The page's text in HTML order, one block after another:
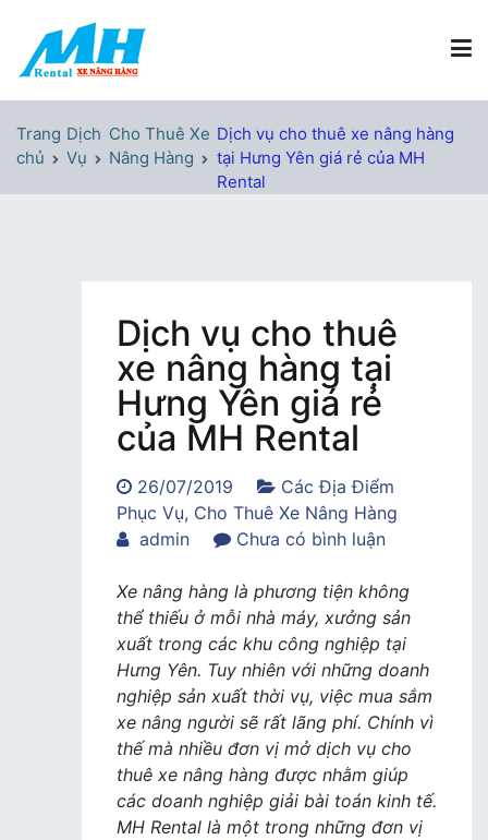
nội
Xe Nâng Hàng MH Rental
Trang
chủ
Dịch
Vụ
Cho Thuê Xe
Nâng Hàng
Dịch vụ cho thuê xe nâng hàng
tại Hưng Yên giá rẻ của MH
Rental
Dịch vụ cho thuê
xe nâng hàng tại
Hưng Yên giá rẻ
của MH Rental
26/07/2019
Các Địa Điểm
Phục Vụ, Cho Thuê Xe Nâng Hàng
admin
Chưa có bình luậntrong
vụ
cho
thuê
xe
nâng
hàng
tại
Hưng
Yên
giá
Xe nâng hàng là phương tiện không
thể thiếu ở mỗi nhà máy, xưởng sản
xuất trong các khu công nghiệp tại
Hưng Yên. Tuy nhiên với những doanh
nghiệp sản xuất thời vụ, việc mua sắm
xe nâng người sẽ rất lãng phí. Chính vì
thế mà nhiều đơn vị mở dịch vụ cho
thuê xe nâng hàng được nhằm giúp
các doanh nghiệp giải bài toán kinh tế.
MH Rental là một trong những đơn vị